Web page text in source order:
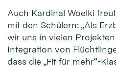
Auch Kardinal Woelki
mit den Schülern: „Als
wir uns in vielen
Integration von
dass die „Fit für mehr“-